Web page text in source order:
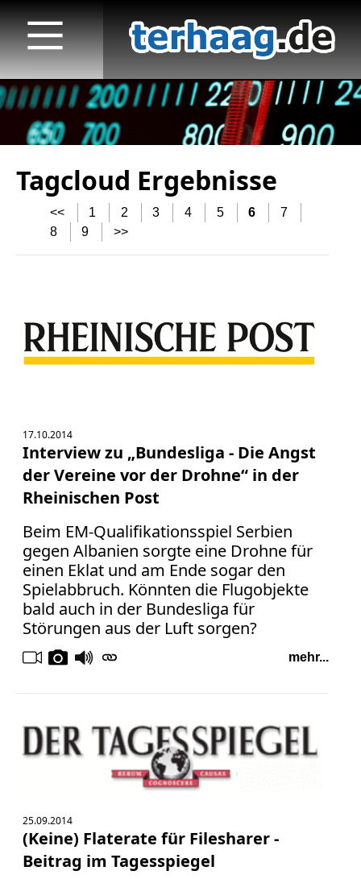
Tagcloud Ergebnisse
<< 1 2 3 4 5 6
7
8
9 >>
17.10.2014
Interview zu „Bundesliga - Die Angst
der Vereine vor der Drohne“ in der
Rheinischen Post
Beim EM-Qualifikationsspiel Serbien
gegen Albanien sorgte eine Drohne für
einen Eklat und am Ende sogar den
Spielabbruch. Könnten die Flugobjekte
bald auch in der Bundesliga für
Störungen aus der Luft sorgen?
mehr...
25.09.2014
(Keine) Flaterate für Filesharer -
Beitrag im Tagesspiegel
Startseite
Veröffentlichungen
TV
print & online
Bücher
Kontakt
Datenschutz
AGB
Abmahnung
Aktuelle
Stunde
Beleidigung
Facebook
Fotorecht
Instagram
Internetrecht
Markenrecht